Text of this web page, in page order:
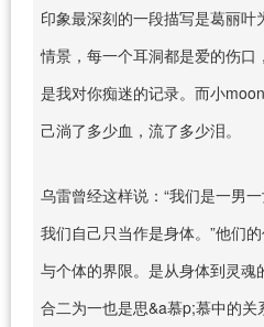
印象最深刻的一段描写是葛丽
情景，每一个耳洞都是爱的伤口
是我对你痴迷的记录。而小
己淌了多少血，流了多少泪。
乌雷曾经这样说：“我们是一男
我们自己只当作是身体。”他们
与个体的界限。是从身体到灵魂
合二为一也是思&a慕p;慕中的